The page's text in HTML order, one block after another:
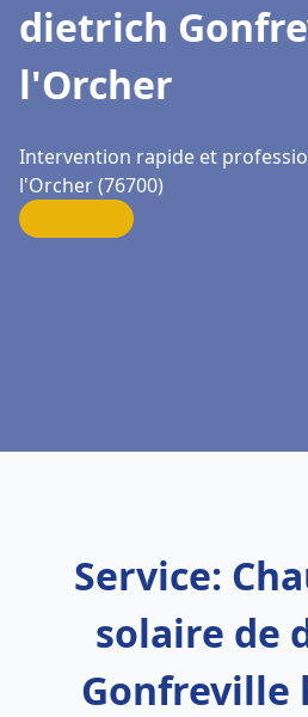
dietrich
l'Orcher
Intervention rapide et
l'Orcher (76700)
Service:
solaire de
Gonfreville